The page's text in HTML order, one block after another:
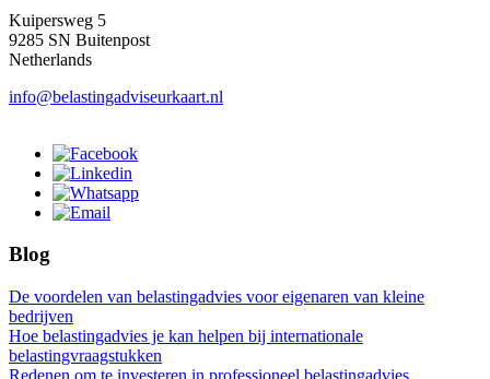
Kuipersweg 5
9285 SN Buitenpost
Netherlands
info@belastingadviseurkaart.nl
Blog
De voordelen van belastingadvies voor eigenaren van kleine
bedrijven
Hoe belastingadvies je kan helpen bij internationale
belastingvraagstukken
Redenen om te investeren in professioneel belastingadvies